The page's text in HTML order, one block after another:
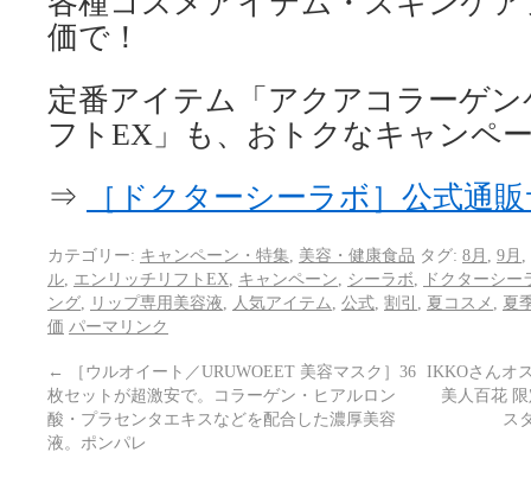
価で！
定番アイテム「アクアコラーゲ
フトEX」も、おトクなキャンペ
⇒
［ドクターシーラボ］公式通
カテゴリー: キャンペーン・特集 美容・健康食品 タグ: 8月 9月
ル エンリッチリフトEX キャンペーン シーラボ
ドクターシー
ング
リップ専用美容液 人気アイテム 公式 割引 夏コスメ
夏
価 パーマリンク
←
［ウルオイート／URUWOEET 美容マスク］36
枚セットが超激安で。コラーゲン・ヒアルロン
酸・プラセンタエキスなどを配合した濃厚美容
液。ポンパレ
IKKOさんオ
美人百花
ス